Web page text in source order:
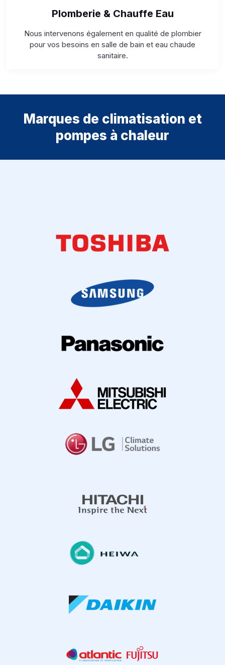
Plomberie & Chauffe Eau
Nous intervenons également en qualité de plombier
pour vos besoins en salle de bain et eau chaude
sanitaire.
Marques de climatisation et
pompes à chaleur